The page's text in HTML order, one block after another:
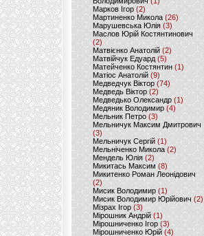
Марков Ігор (2)
Мартиненко Микола (26)
Марушевська Юлія (3)
Маслов Юрій Костянтинович
(2)
Матвієнко Анатолій (2)
Матвійчук Едуард(5)
Матейченко Костянтин (1)
Матіос Анатолій (9)
Медведчук Віктор(74)
Медведь Віктор (2)
Медведько Олександр (1)
Медяник Володимир(4)
Мельник Петро (3)
Мельничук Максим Дмитрович
(3)
Мельничук Сергій (1)
Мельніченко Микола (2)
Мендель Юлія (2)
Микитась Максим (8)
Микитенко Роман Леонідович
(2)
Мисик Володимир (1)
Мисик Володимир Юрійович(2)
Мізрах Ігор(3)
Мірошник Андрій(1)
Мірошниченко Ігор (3)
Мірошниченко Юрій(4)